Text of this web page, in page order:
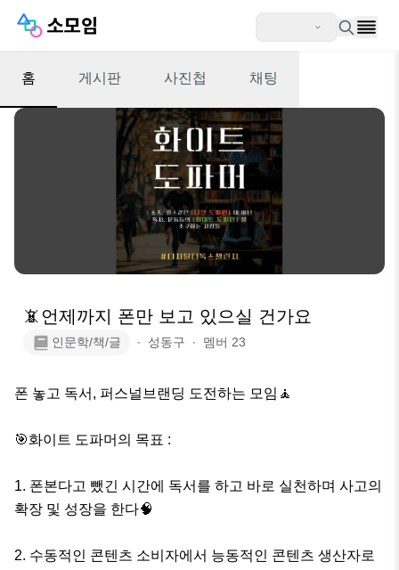
홈 게시판 사진첩 채팅
📵언제까지 폰만 보고 있으실 건가요
인문학/책/글 ∙ 성동구 ∙ 멤버 23
폰 놓고 독서, 퍼스널브랜딩 도전하는 모임🧘
🎯화이트 도파머의 목표 :
1. 폰본다고 뺐긴 시간에 독서를 하고 바로 실천하며 사고의
확장 및 성장을 한다🧠
2. 수동적인 콘텐츠 소비자에서 능동적인 콘텐츠 생산자로